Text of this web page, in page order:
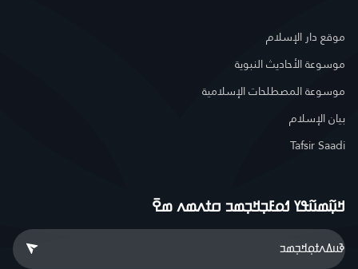
موقع دار الإسلام
موسوعة الأحاديث النبوية
موسوعة المصطلحات الإسلامية
بيان الإسلام
Tafsir Saadi
ߞߎ߲߬ߘߎ߬ߟߌ ߗߋߓߏ߲ߞߏ߲ߘߏ ߛߙߍߘߍ ߘߐ߫